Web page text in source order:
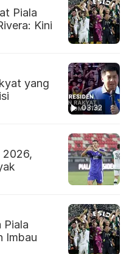
Piala
Kini
03:32
yang
2026,
Piala
Imbau